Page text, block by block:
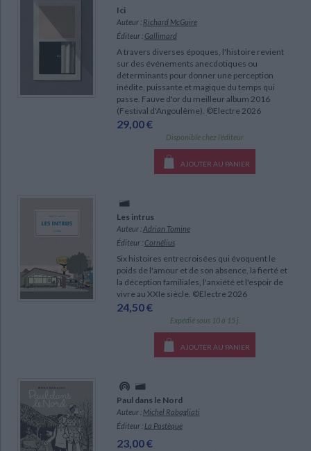
CHARGEMENT...
Bibliothèque de la Pléiade Critique et histoire littéraire
Classiques scolaires
Audio - Livres lus
Littérature en version originale Humour
Ecologie - Environnement
Histoire - Généralités Histoire des pays
Histoire ancienne Géographie
Ici
Auteur : Richard McGuire
Éditeur : Gallimard
A travers diverses époques, l'histoire revient
sur des événements anecdotiques ou
déterminants pour donner une perception
inédite, puissante et magique du temps qui
passe. Fauve d'or du meilleur album 2016
(Festival d'Angoulême). ©Electre 2026
29,00 €
Disponible chez l'éditeur
AJOUTER AU PANIER
Les intrus
Auteur :Adrian Tomine
Éditeur : Cornélius
Six histoires entrecroisées qui évoquent le
poids de l'amour et de son absence, la fierté et
la déception familiales, l'anxiété et l'espoir de
vivre au XXIe siècle. ©Electre 2026
24,50 €
Expédié sous 10 à 15 j.
AJOUTER AU PANIER
Paul dans le Nord
Auteur : Michel Rabagliati
Éditeur : La Pastèque
23,00 €